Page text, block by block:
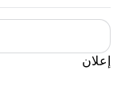
إعلان